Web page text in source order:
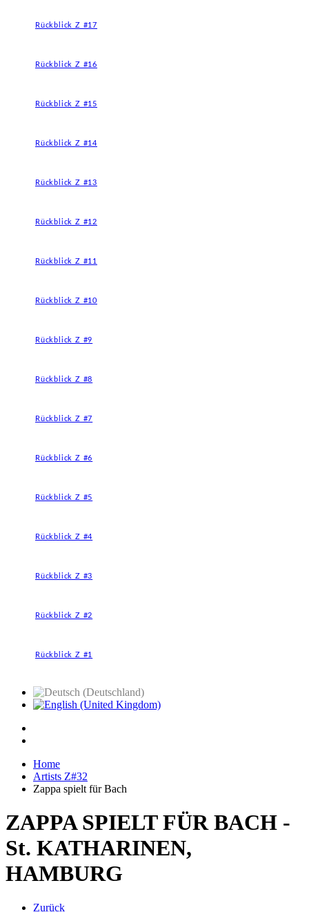
Rückblick Z #17
Rückblick Z #16
Rückblick Z #15
Rückblick Z #14
Rückblick Z #13
Rückblick Z #12
Rückblick Z #11
Rückblick Z #10
Rückblick Z #9
Rückblick Z #8
Rückblick Z #7
Rückblick Z #6
Rückblick Z #5
Rückblick Z #4
Rückblick Z #3
Rückblick Z #2
Rückblick Z #1
Home
Artists Z#32
Zappa spielt für Bach
ZAPPA SPIELT FÜR BACH -
St. KATHARINEN,
HAMBURG
Zurück